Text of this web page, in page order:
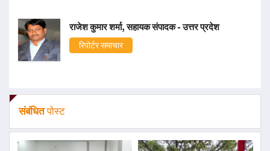
राजेश कुमार शर्मा, सहायक संपादक - उत्तर प्रदेश
रिपोर्टर समाचार
संबंधितपोस्ट